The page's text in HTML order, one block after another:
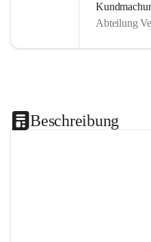
Abteilung
Beschreibung